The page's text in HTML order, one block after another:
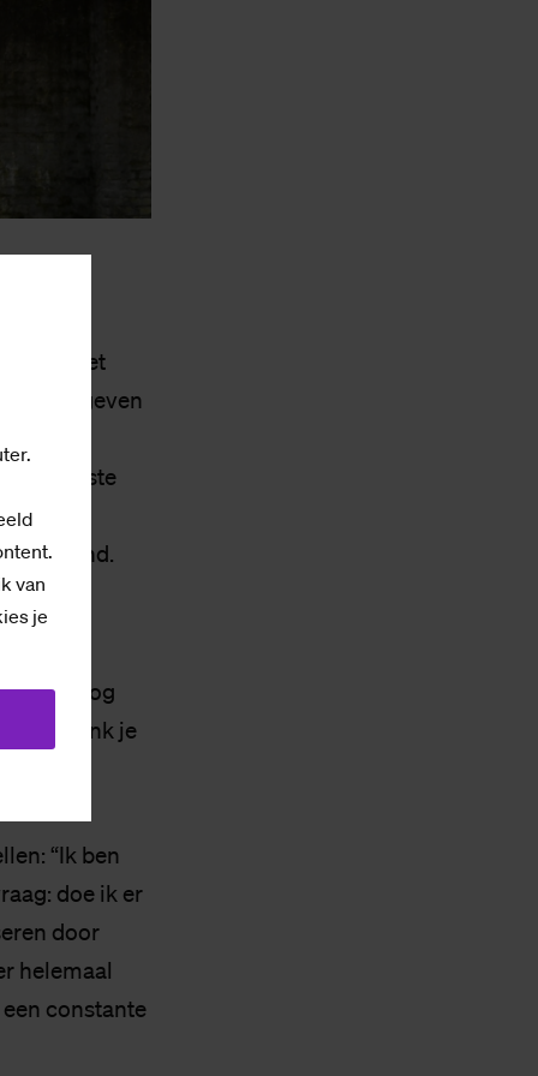
van
je
beter met
geven
nu alle
de kleinste
vriend.
denk je
“Ik ben
doe ik er
door
helemaal
constante